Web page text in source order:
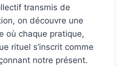
transmis de
on découvre une
où chaque pratique,
rituel s’inscrit comme
notre présent.